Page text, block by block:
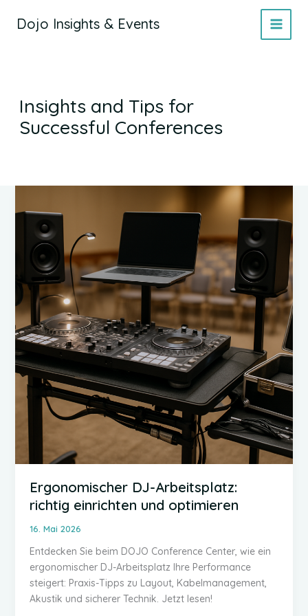
InhaltDojo Insights & Events
Insights and Tips for
Successful Conferences
Ergonomischer DJ-Arbeitsplatz:
richtig einrichten und optimieren
16. Mai 2026
Entdecken Sie beim DOJO Conference Center, wie ein
ergonomischer DJ-Arbeitsplatz Ihre Performance
steigert: Praxis-Tipps zu Layout, Kabelmanagement,
Akustik und sicherer Technik. Jetzt lesen!